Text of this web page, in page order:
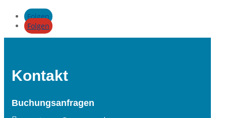
Folgen
Folgen
Kontakt
Buchungsanfragen